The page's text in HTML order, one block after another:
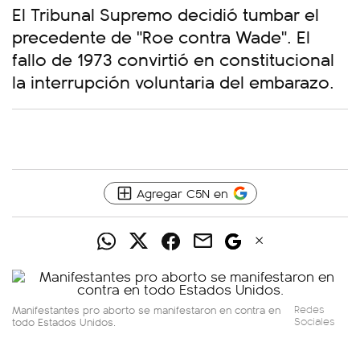
El Tribunal Supremo decidió tumbar el
precedente de "Roe contra Wade". El
fallo de 1973 convirtió en constitucional
la interrupción voluntaria del embarazo.
Agregar C5N en
Manifestantes pro aborto se manifestaron en contra en
todo Estados Unidos.
Redes
Sociales